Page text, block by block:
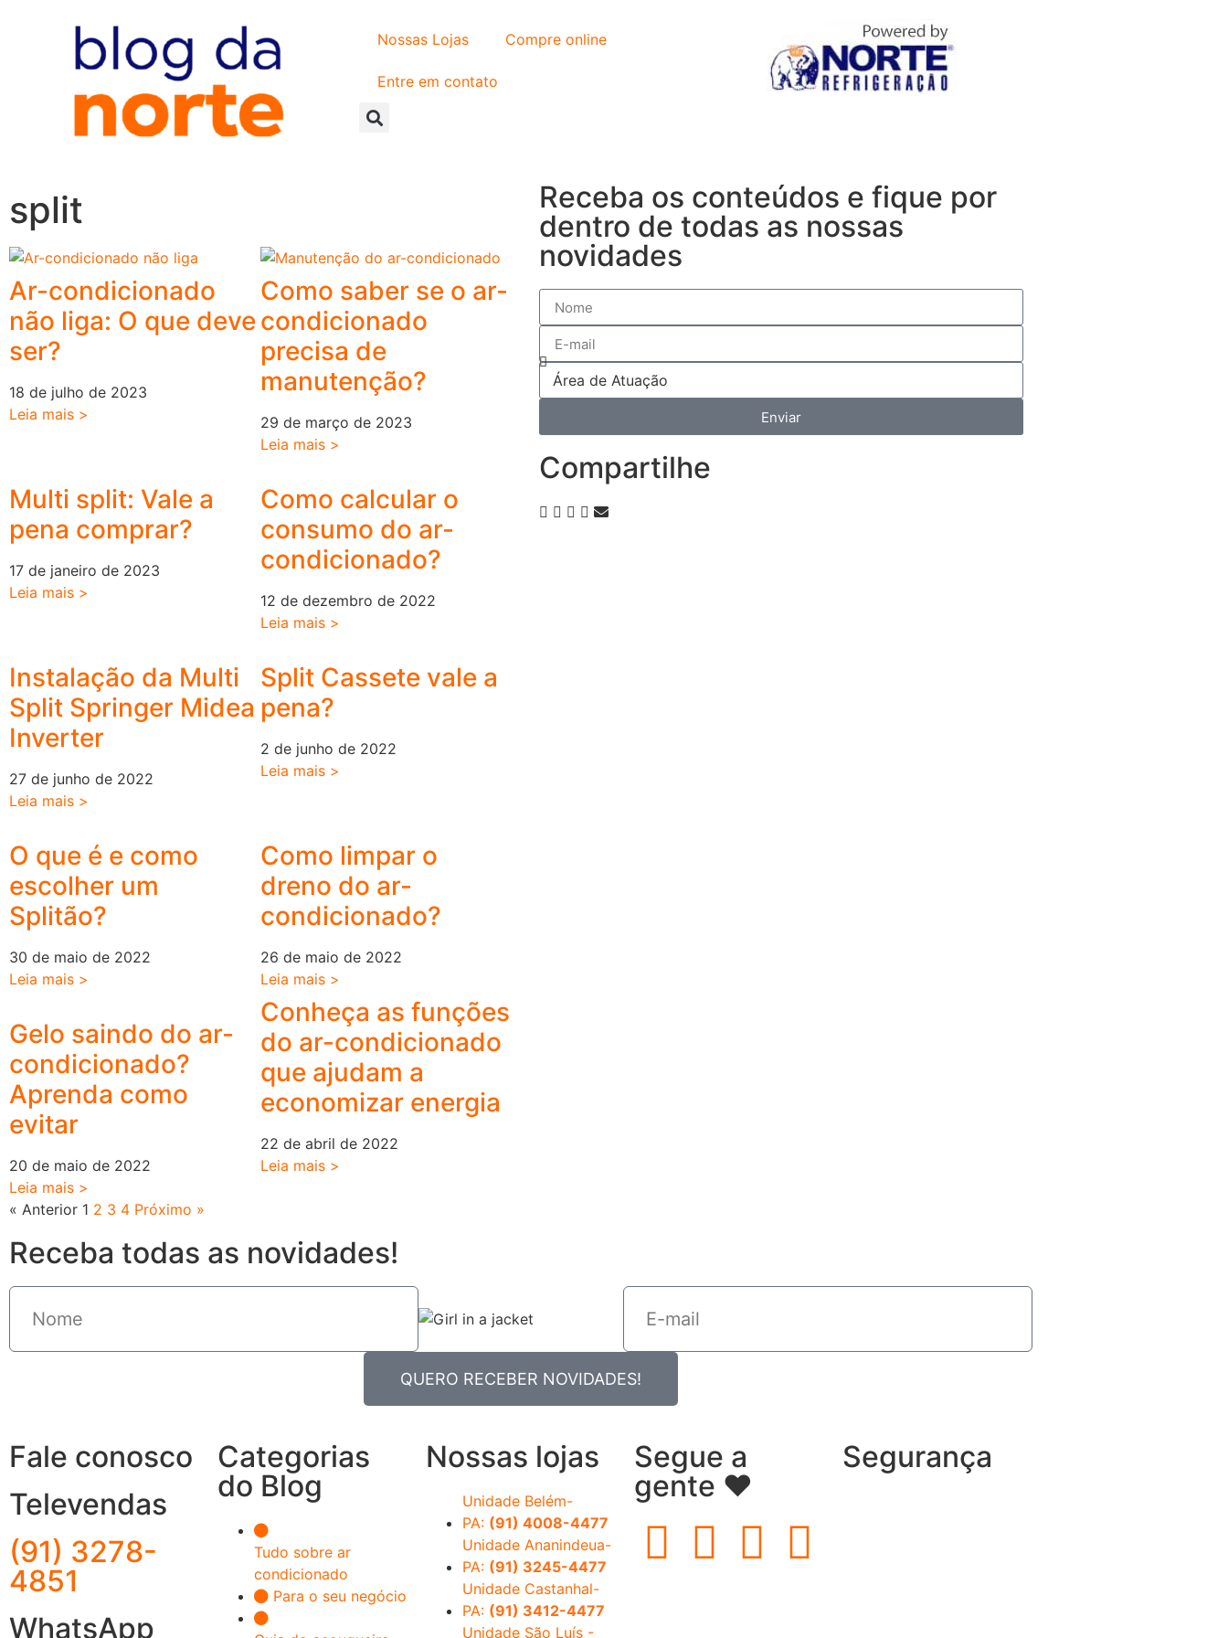
Nossas Lojas Compre online
Entre em contato
split
Ar-condicionado
não liga: O que deve
ser?
18 de julho de 2023
Leia mais >
Como saber se o ar-
condicionado
precisa de
manutenção?
29 de março de 2023
Leia mais >
Multi split: Vale a
pena comprar?
17 de janeiro de 2023
Leia mais >
Como calcular o
consumo do ar-
condicionado?
12 de dezembro de 2022
Leia mais >
Instalação da Multi
Split Springer Midea
Inverter
27 de junho de 2022
Leia mais >
Split Cassete vale a
pena?
2 de junho de 2022
Leia mais >
O que é e como
escolher um
Splitão?
30 de maio de 2022
Leia mais >
Como limpar o
dreno do ar-
condicionado?
26 de maio de 2022
Leia mais >
Gelo saindo do ar-
condicionado?
Aprenda como
evitar
20 de maio de 2022
Leia mais >
Conheça as funções
do ar-condicionado
que ajudam a
economizar energia
22 de abril de 2022
Leia mais >
« Anterior 1 2 3 4 Próximo »
Receba os conteúdos e fique por
dentro de todas as nossas
novidades
Enviar
Compartilhe
Receba todas as novidades!
QUERO RECEBER NOVIDADES!
Fale conosco
Televendas
(91) 3278-
4851
WhatsApp
Categorias
do Blog
Tudo sobre ar
condicionado
Para o seu negócio
Nossas lojas
Unidade Belém-
PA: (91) 4008-4477
Unidade Ananindeua-
PA: (91) 3245-4477
Unidade Castanhal-
PA: (91) 3412-4477
Unidade São Luís -
Segue a
gente ❤️
Segurança